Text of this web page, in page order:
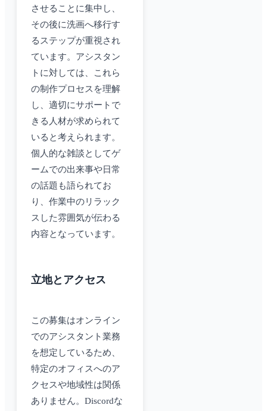
させることに集中し、
その後に洗画へ移行す
るステップが重視され
ています。アシスタン
トに対しては、これら
の制作プロセスを理解
し、適切にサポートで
きる人材が求められて
いると考えられます。
個人的な雑談としてゲ
ームでの出来事や日常
の話題も語られてお
り、作業中のリラック
スした雰囲気が伝わる
内容となっています。
立地とアクセス
この募集はオンライン
でのアシスタント業務
を想定しているため、
特定のオフィスへのア
クセスや地域性は関係
ありません。Discordな